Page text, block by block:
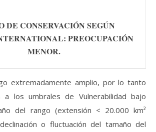
DE CONSERVACIÓN SEGÚN
PREOCUPACIÓN
MENOR.
extremadamente amplio, por lo tanto
los umbrales de Vulnerabilidad bajo
del rango (extensión < 20.000 km²
o fluctuación del tamaño del